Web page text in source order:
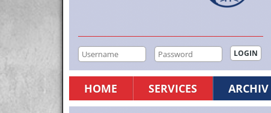
HOME SERVICES ARCHIV